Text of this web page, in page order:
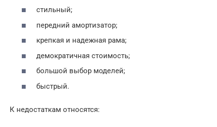
стильный;
передний амортизатор;
крепкая и надежная рама;
демократичная стоимость;
большой выбор моделей;
быстрый.
К недостаткам относятся: